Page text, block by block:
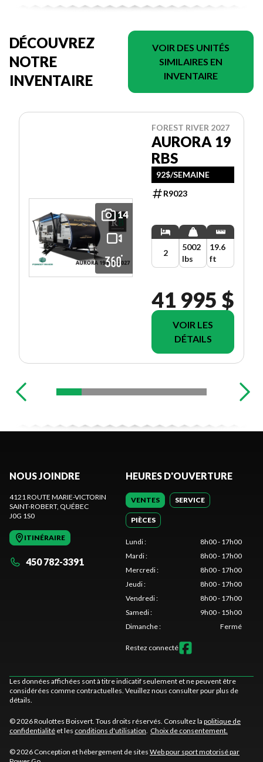
DÉCOUVREZ
NOTRE
INVENTAIRE
VOIR DES UNITÉS
SIMILAIRES EN
INVENTAIRE
14
FOREST RIVER 2027
AURORA 19
RBS
92$/SEMAINE
R9023
2
5002
lbs
19.6
ft
41 995 $
VOIR LES
DÉTAILS
NOUS JOINDRE
4121 ROUTE MARIE-VICTORIN
SAINT-ROBERT, QUÉBEC
J0G 1S0
ITINÉRAIRE
450 782-3391
HEURES D'OUVERTURE
VENTES SERVICE
PIÈCES
Lundi:
8h00 - 17h00
Mardi:
8h00 - 17h00
Mercredi:
8h00 - 17h00
Jeudi:
8h00 - 17h00
Vendredi:
8h00 - 17h00
Samedi:
9h00 - 15h00
Dimanche: Fermé
Restez connecté
Les données affichées sont à titre indicatif seulement et ne peuvent être
considérées comme contractuelles. Veuillez nous consulter pour plus de
détails.
© 2026 Roulottes Boisvert. Tous droits réservés. Consultez la politique de
confidentialité et les conditions d'utilisation Choix de consentement.
© 2026 Conception et hébergement de sites Web pour sport motorisé par